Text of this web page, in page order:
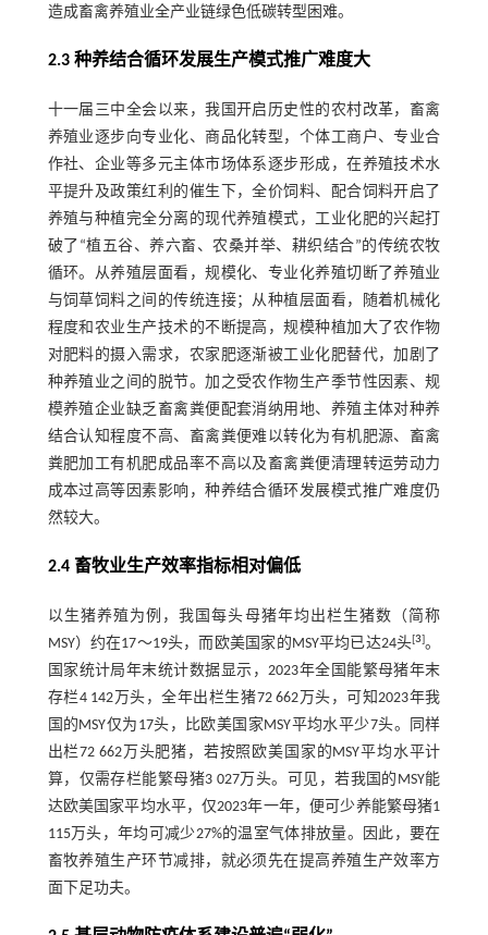
造成畜禽养殖业全产业链绿色低碳转型困难。
2.3 种养结合循环发展生产模式推广难度大
十一届三中全会以来，我国开启历史性的农村改革，畜禽
养殖业逐步向专业化、商品化转型，个体工商户、专业合
作社、企业等多元主体市场体系逐步形成，在养殖技术水
平提升及政策红利的催生下，全价饲料、配合饲料开启了
养殖与种植完全分离的现代养殖模式，工业化肥的兴起打
破了“植五谷、养六畜、农桑并举、耕织结合”的传统农牧
循环。从养殖层面看，规模化、专业化养殖切断了养殖业
与饲草饲料之间的传统连接；从种植层面看，随着机械化
程度和农业生产技术的不断提高，规模种植加大了农作物
对肥料的摄入需求，农家肥逐渐被工业化肥替代，加剧了
种养殖业之间的脱节。加之受农作物生产季节性因素、规
模养殖企业缺乏畜禽粪便配套消纳用地、养殖主体对种养
结合认知程度不高、畜禽粪便难以转化为有机肥源、畜禽
粪肥加工有机肥成品率不高以及畜禽粪便清理转运劳动力
成本过高等因素影响，种养结合循环发展模式推广难度仍
然较大。
2.4 畜牧业生产效率指标相对偏低
以生猪养殖为例，我国每头母猪年均出栏生猪数（简称
MSY）约在17～19头，而欧美国家的MSY平均已达24头[3]。
国家统计局年末统计数据显示，2023年全国能繁母猪年末
存栏4 142万头，全年出栏生猪72 662万头，可知2023年我
国的MSY仅为17头，比欧美国家MSY平均水平少7头。同样
出栏72 662万头肥猪，若按照欧美国家的MSY平均水平计
算，仅需存栏能繁母猪3 027万头。可见，若我国的MSY能
达欧美国家平均水平，仅2023年一年，便可少养能繁母猪1
115万头，年均可减少27%的温室气体排放量。因此，要在
畜牧养殖生产环节减排，就必须先在提高养殖生产效率方
面下足功夫。